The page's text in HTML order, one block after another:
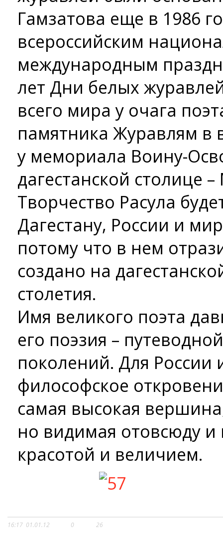
Гамзатова еще в 1986
всероссийским
международным
лет Дни белых
всего мира у очага
памятника Журавлям в
у мемориала Воину-
дагестанской столице
Творчество Расула
Дагестану, России и
потому что в нем
создано на
столетия.
Имя великого поэта
его поэзия –
поколений. Для России
философское
самая высокая
но видимая отовсюду
красотой и величием.
16:17 01.01.12 0 26